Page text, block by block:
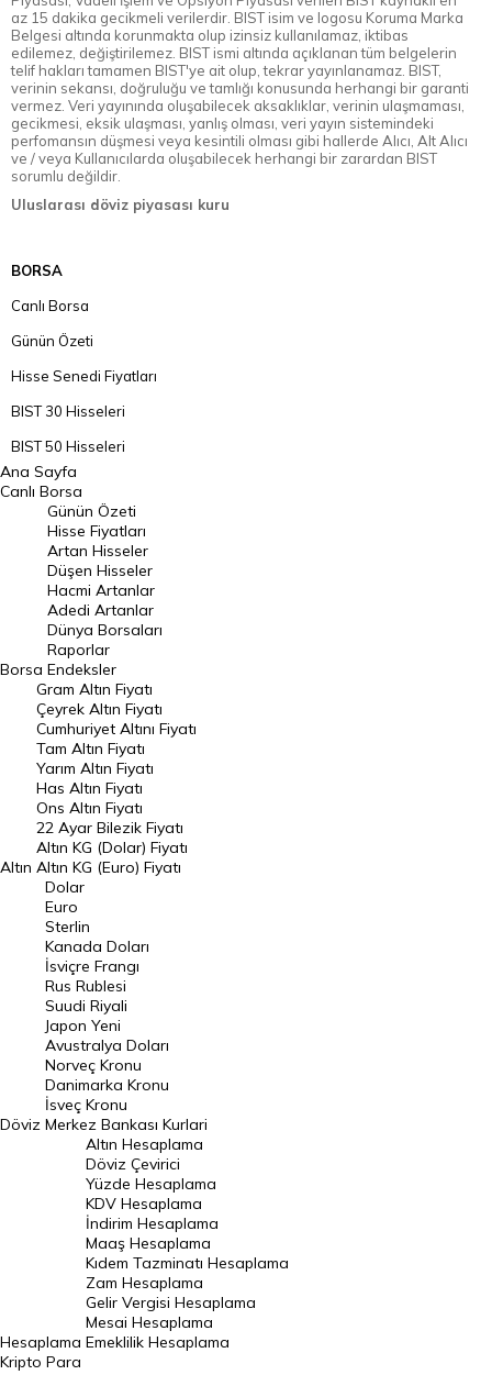
az 15 dakika gecikmeli verilerdir. BIST isim ve logosu Koruma Marka
Belgesi altında korunmakta olup izinsiz kullanılamaz, iktibas
edilemez, değiştirilemez. BIST ismi altında açıklanan tüm belgelerin
telif hakları tamamen BIST'ye ait olup, tekrar yayınlanamaz. BIST,
verinin sekansı, doğruluğu ve tamlığı konusunda herhangi bir garanti
vermez. Veri yayınında oluşabilecek aksaklıklar, verinin ulaşmaması,
gecikmesi, eksik ulaşması, yanlış olması, veri yayın sistemindeki
perfomansın düşmesi veya kesintili olması gibi hallerde Alıcı, Alt Alıcı
ve / veya Kullanıcılarda oluşabilecek herhangi bir zarardan BIST
sorumlu değildir.
Uluslarası döviz piyasası kuru
BORSA
Canlı Borsa
Günün Özeti
Hisse Senedi Fiyatları
BIST 30 Hisseleri
BIST 50 Hisseleri
BIST 100 Hisseleri
En Çok Artan Hisseler
En Çok Düşen Hisseler
Hacmi Artanlar
Geçmiş Kapanışlar
Dünya Borsaları
Raporlar
Endeksler
DÖVİZ
Döviz Kuru
Dolar Kuru
Euro Kuru
Pound Kuru
Frank Kuru
Riyal Kuru
Avustralya Doları
Danimarka Kronu Kuru
Kanada Doları Kuru
Norveç Kronu Kuru
İsveç Kronu Kuru
Japon Yeni Kuru
Serbest Piyasa Döviz Kurları
Merkez Bankası Döviz Kurları
Altın Fiyatları
Ana Sayfa
Canlı Borsa
Borsa
Günün Özeti
Hisse Fiyatları
Artan Hisseler
Düşen Hisseler
Hacmi Artanlar
Adedi Artanlar
Dünya Borsaları
Raporlar
Endeksler
Altın
Gram Altın Fiyatı
Çeyrek Altın Fiyatı
Cumhuriyet Altını Fiyatı
Tam Altın Fiyatı
Yarım Altın Fiyatı
Has Altın Fiyatı
Ons Altın Fiyatı
22 Ayar Bilezik Fiyatı
Altın KG (Dolar) Fiyatı
Altın KG (Euro) Fiyatı
Döviz
Dolar
Euro
Sterlin
Kanada Doları
İsviçre Frangı
Rus Rublesi
Suudi Riyali
Japon Yeni
Avustralya Doları
Norveç Kronu
Danimarka Kronu
İsveç Kronu
Merkez Bankası Kurlari
Hesaplama
Altın Hesaplama
Döviz Çevirici
Yüzde Hesaplama
KDV Hesaplama
İndirim Hesaplama
Maaş Hesaplama
Kıdem Tazminatı Hesaplama
Zam Hesaplama
Gelir Vergisi Hesaplama
Mesai Hesaplama
Emeklilik Hesaplama
Kripto Para